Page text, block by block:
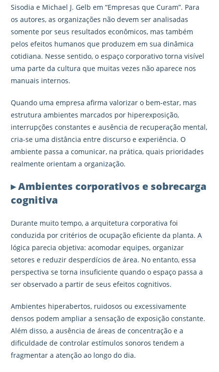
Sisodia e Michael J. Gelb em “Empresas que Curam”. Para
os autores, as organizações não devem ser analisadas
somente por seus resultados econômicos, mas também
pelos efeitos humanos que produzem em sua dinâmica
cotidiana. Nesse sentido, o espaço corporativo torna visível
uma parte da cultura que muitas vezes não aparece nos
manuais internos.
Quando uma empresa afirma valorizar o bem-estar, mas
estrutura ambientes marcados por hiperexposição,
interrupções constantes e ausência de recuperação mental,
cria-se uma distância entre discurso e experiência. O
ambiente passa a comunicar, na prática, quais prioridades
realmente orientam a organização.
▸ Ambientes corporativos e sobrecarga
cognitiva
Durante muito tempo, a arquitetura corporativa foi
conduzida por critérios de ocupação eficiente da planta. A
lógica parecia objetiva: acomodar equipes, organizar
setores e reduzir desperdícios de área. No entanto, essa
perspectiva se torna insuficiente quando o espaço passa a
ser observado a partir de seus efeitos cognitivos.
Ambientes hiperabertos, ruidosos ou excessivamente
densos podem ampliar a sensação de exposição constante.
Além disso, a ausência de áreas de concentração e a
dificuldade de controlar estímulos sonoros tendem a
fragmentar a atenção ao longo do dia.